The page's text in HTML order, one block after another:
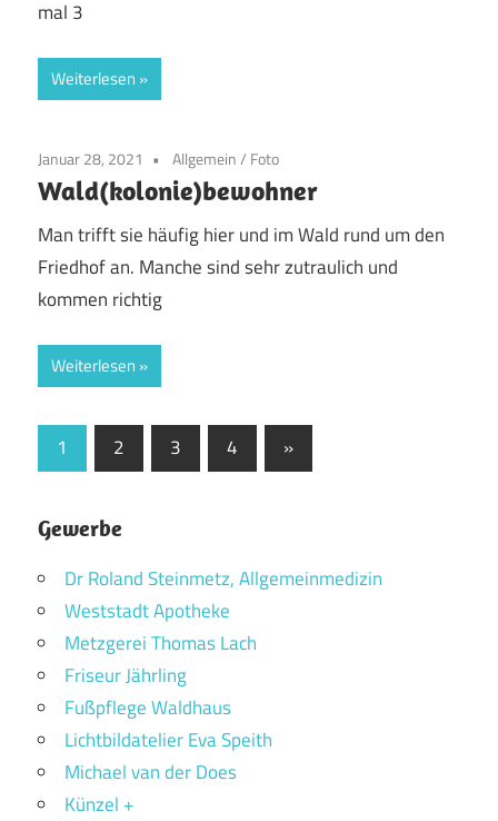
mal 3
Weiterlesen
Januar 28, 2021 Allgemein/ Foto
Wald(kolonie)bewohner
Man trifft sie häufig hier und im Wald rund um den
Friedhof an. Manche sind sehr zutraulich und
kommen richtig
Weiterlesen
Seitennummerierung
der
Beiträge
1 2 3 4
Nächste
Beiträge
»
Gewerbe
Dr Roland Steinmetz, Allgemeinmedizin
Weststadt Apotheke
Metzgerei Thomas Lach
Friseur Jährling
Fußpflege Waldhaus
Lichtbildatelier Eva Speith
Michael van der Does
Künzel +